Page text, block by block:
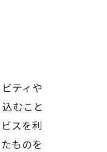
ティや
むこと
スを利
ものを